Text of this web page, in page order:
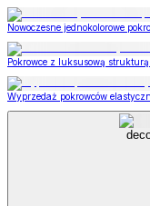
Nowoczesne jednokolorowe
Pokrowce z luksusową
Wyprzedaż pokrowców